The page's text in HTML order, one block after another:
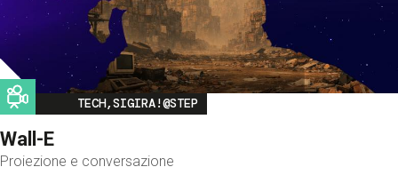
Image
TECH,SIGIRA!@STEP
Wall-E
Proiezione e conversazione